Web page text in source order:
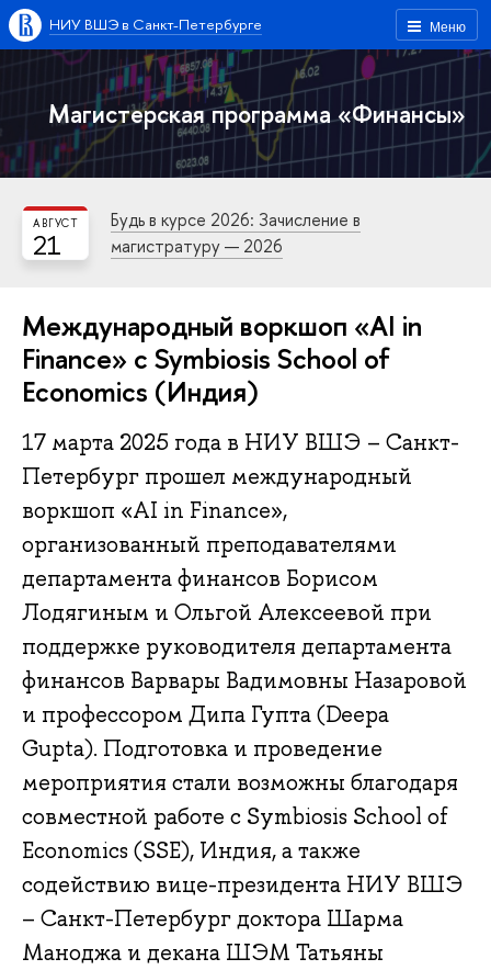
Меню
НИУ ВШЭ в Санкт-Петербурге
Магистерская программа «Финансы»
21
АВГУСТ
Будь в курсе 2026: Зачисление в
магистратуру — 2026
Международный воркшоп «AI in
Finance» с Symbiosis School of
Economics (Индия)
17 марта 2025 года в НИУ ВШЭ – Санкт-
Петербург прошел международный
воркшоп «AI in Finance»,
организованный преподавателями
департамента финансов Борисом
Лодягиным и Ольгой Алексеевой при
поддержке руководителя департамента
финансов Варвары Вадимовны Назаровой
и профессором Дипа Гупта (Deepa
Gupta). Подготовка и проведение
мероприятия стали возможны благодаря
совместной работе с Symbiosis School of
Economics (SSE), Индия, а также
содействию вице-президента НИУ ВШЭ
– Санкт-Петербург доктора Шарма
Маноджа и декана ШЭМ Татьяны